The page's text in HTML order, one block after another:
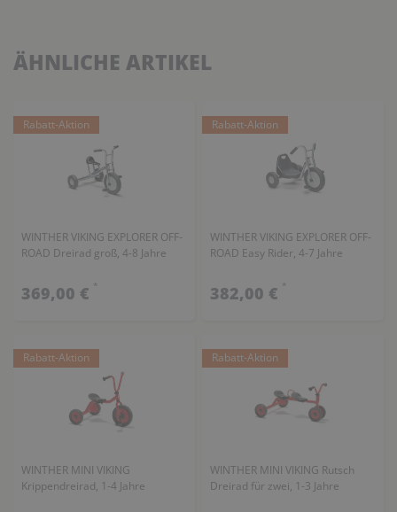
ÄHNLICHE ARTIKEL
Rabatt-Aktion
WINTHER VIKING EXPLORER OFF-
ROAD Dreirad groß, 4-8 Jahre
369,00 € *
Rabatt-Aktion
WINTHER VIKING EXPLORER OFF-
ROAD Easy Rider, 4-7 Jahre
382,00 € *
Rabatt-Aktion
WINTHER MINI VIKING
Krippendreirad, 1-4 Jahre
Rabatt-Aktion
WINTHER MINI VIKING Rutsch
Dreirad für zwei, 1-3 Jahre